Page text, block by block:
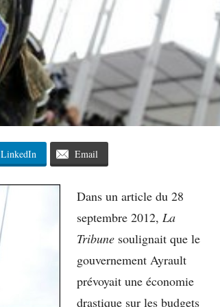
LinkedIn Email
Dans un article du 28
septembre 2012, La
Tribune soulignait que le
gouvernement Ayrault
prévoyait une économie
drastique sur les budgets